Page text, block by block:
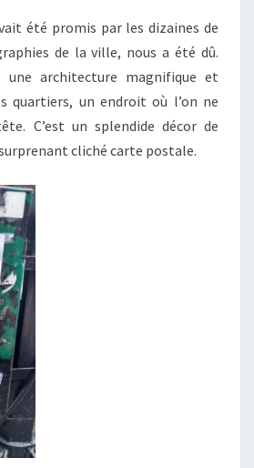
été promis par les dizaines de
de la ville, nous a été dû.
une architecture magnifique et
quartiers, un endroit où l’on ne
C’est un splendide décor de
cliché carte postale.